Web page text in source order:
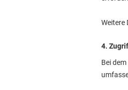
Weitere
4.
Bei